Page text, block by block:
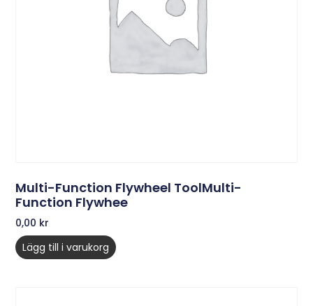
Multi-Function Flywheel ToolMulti-
Function Flywhee
0,00 kr
Lägg till i varukorg